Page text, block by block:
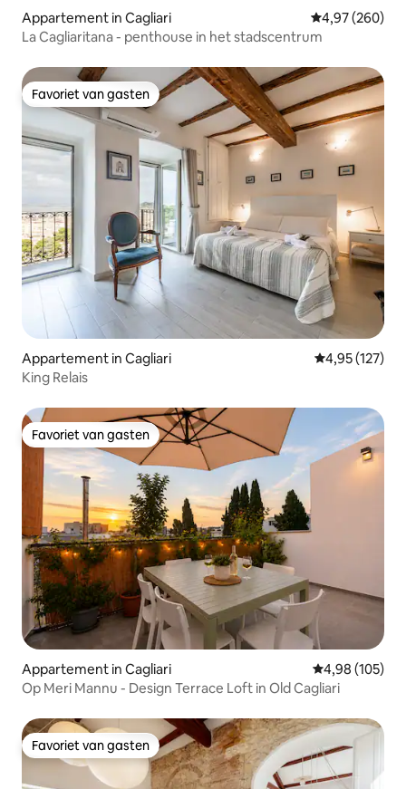
Appartement in Cagliari Gemiddelde
4,97 (260)
La Cagliaritana - penthouse in het stadscentrum
Favoriet van gasten
Favoriet van gasten
Appartement in Cagliari Gemiddelde
4,95 (127)
King Relais
Favoriet van gasten
Favoriet van gasten
Appartement in Cagliari Gemiddelde
4,98 (105)
Op Meri Mannu - Design Terrace Loft in Old Cagliari
Favoriet van gasten
Favoriet van gasten